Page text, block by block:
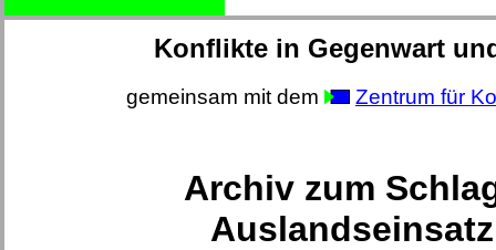
Konflikte in Gegenwart
gemeinsam mit dem Zentrum für
Archiv zum